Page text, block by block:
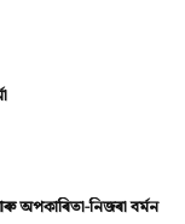
অপকাৰিতা-নিজৰা বৰ্মন